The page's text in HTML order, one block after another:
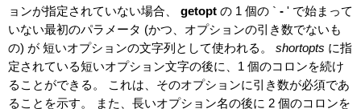
ョンが指定されていない場合、 getopt の 1 個の ` - ' で始まって
いない最初のパラメータ (かつ、オプションの引き数でないも
の) が 短いオプションの文字列として使われる。 shortopts に指
定されている短いオプション文字の後に、1 個のコロンを続け
ることができる。 これは、そのオプションに引き数が必須であ
ることを示す。 また、長いオプション名の後に 2 個のコロンを